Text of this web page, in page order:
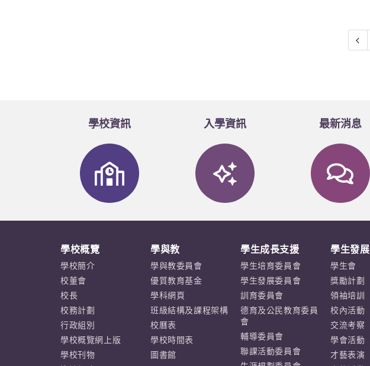
學校資訊 入學資訊 最新消息
學校概覽
學校簡介
校董會
校長
校務計劃
行政組別
學校概覽網上版
學校刊物
學與教
學與教委員會
優質教育基金
學科網頁
班級結構及課程架構
校曆表
學校時間表
圖書館
學生成長支援
學生培育委員會
學生發展委員會
訓育委員會
德育及公民教育委員
會
輔導委員會
聯課活動委員會
學生發展
學生會
獎勵計劃
領袖培訓
校內活動
交流考察
學會活動
才藝表演